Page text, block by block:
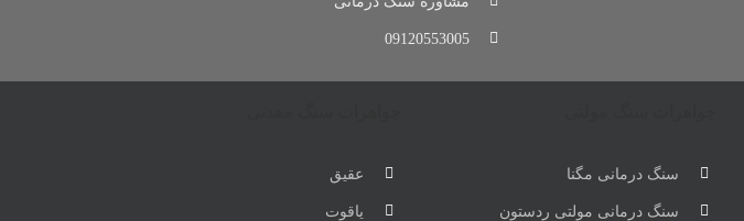
09120553005
سنگ درمانی مگنا
سنگ درمانی مولتی ردستون
عقیق
یاقوت